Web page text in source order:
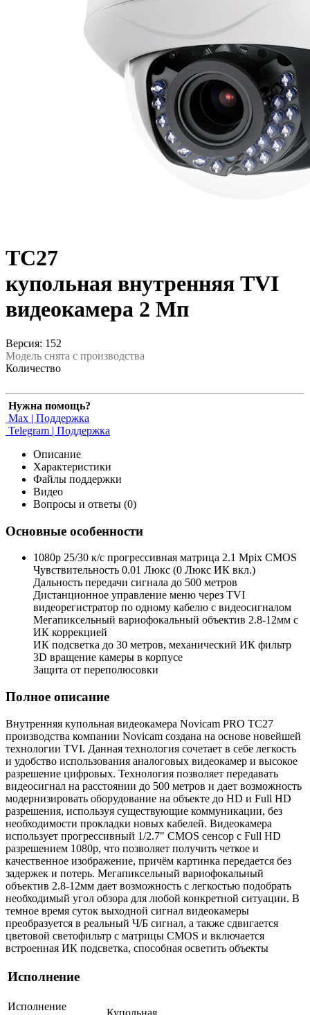
TC27
купольная внутренняя TVI
видеокамера 2 Мп
Версия: 152
Модель снята с производства
Количество
Нужна помощь?
Max | Поддержка
Telegram | Поддержка
Описание
Характеристики
Файлы поддержки
Видео
Вопросы и ответы (0)
Основные особенности
1080p 25/30 к/с прогрессивная матрица 2.1 Mpix CMOS
Чувствительность 0.01 Люкс (0 Люкс ИК вкл.)
Дальность передачи сигнала до 500 метров
Дистанционное управление меню через TVI
видеорегистратор по одному кабелю с видеосигналом
Мегапиксельный вариофокальный объектив 2.8-12мм с
ИК коррекцией
ИК подсветка до 30 метров, механический ИК фильтр
3D вращение камеры в корпусе
Защита от переполюсовки
Полное описание
Внутренняя купольная видеокамера Novicam PRO TC27
производства компании Novicam создана на основе новейшей
технологии TVI. Данная технология сочетает в себе легкость
и удобство использования аналоговых видеокамер и высокое
разрешение цифровых. Технология позволяет передавать
видеосигнал на расстоянии до 500 метров и дает возможность
модернизировать оборудование на объекте до HD и Full HD
разрешения, используя существующие коммуникации, без
необходимости прокладки новых кабелей. Видеокамера
использует прогрессивный 1/2.7" CMOS сенсор с Full HD
разрешением 1080p, что позволяет получить четкое и
качественное изображение, причём картинка передается без
задержек и потерь. Мегапиксельный вариофокальный
объектив 2.8-12мм дает возможность с легкостью подобрать
необходимый угол обзора для любой конкретной ситуации. В
темное время суток выходной сигнал видеокамеры
преобразуется в реальный Ч/Б сигнал, а также сдвигается
цветовой светофильтр с матрицы CMOS и включается
встроенная ИК подсветка, способная осветить объекты
Исполнение
Исполнение
Купольная